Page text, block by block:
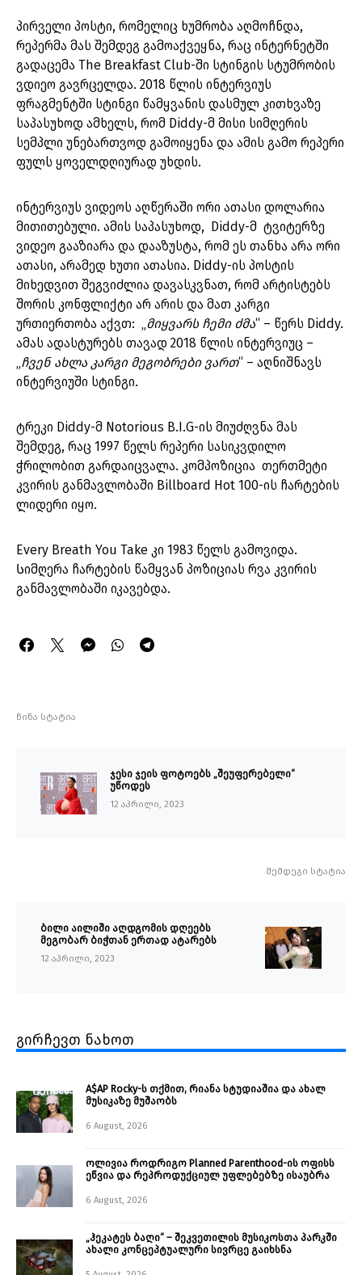
პირველი პოსტი, რომელიც ხუმრობა აღმოჩნდა,
რეპერმა მას შემდეგ გამოაქვეყნა, რაც ინტერნეტში
გადაცემა The Breakfast Club-ში სტინგის სტუმრობის
ვდიეო გავრცელდა. 2018 წლის ინტერვიუს
ფრაგმენტში სტინგი წამყვანის დასმულ კითხვაზე
საპასუხოდ ამხელს, რომ Diddy-მ მისი სიმღერის
სემპლი უნებართვოდ გამოიყენა და ამის გამო რეპერი
ფულს ყოველდღიურად უხდის.
ინტერვიუს ვიდეოს აღწერაში ორი ათასი დოლარია
მითითებული. ამის საპასუხოდ, Diddy-მ ტვიტერზე
ვიდეო გააზიარა და დააზუსტა, რომ ეს თანხა არა ორი
ათასი, არამედ ხუთი ათასია. Diddy-ის პოსტის
მიხედვით შეგვიძლია დავასკვნათ, რომ არტისტებს
შორის კონფლიქტი არ არის და მათ კარგი
ურთიერთობა აქვთ: „მიყვარს ჩემი ძმა“ – წერს Diddy.
ამას ადასტურებს თავად 2018 წლის ინტერვიუც –
„ჩვენ ახლა კარგი მეგობრები ვართ“ – აღნიშნავს
ინტერვიუში სტინგი.
ტრეკი Diddy-მ Notorious B.I.G-ის მიუძღვნა მას
შემდეგ, რაც 1997 წელს რეპერი სასიკვდილო
ჭრილობით გარდაიცვალა. კომპოზიცია თერთმეტი
კვირის განმავლობაში Billboard Hot 100-ის ჩარტების
ლიდერი იყო.
Every Breath You Take კი 1983 წელს გამოვიდა.
Სიმღერა ჩარტების წამყვან პოზიციას რვა კვირის
განმავლობაში იკავებდა.
წინა სტატია
ჯესი ჯეის ფოტოებს „შეუფერებელი“
უწოდეს
12 აპრილი, 2023
შემდეგი სტატია
ბილი აილიში აღდგომის დღეებს
მეგობარ ბიჭთან ერთად ატარებს
12 აპრილი, 2023
გირჩევთ ნახოთ
A$AP Rocky-ს თქმით, რიანა სტუდიაშია და ახალ
მუსიკაზე მუშაობს
6 August, 2026
ოლივია როდრიგო Planned Parenthood-ის ოფისს
ეწვია და რეპროდუქციულ უფლებებზე ისაუბრა
6 August, 2026
„ჰეკატეს ბაღი“ – შეკვეთილის მუსიკოსთა პარკში
ახალი კონცეპტუალური სივრცე გაიხსნა ￼